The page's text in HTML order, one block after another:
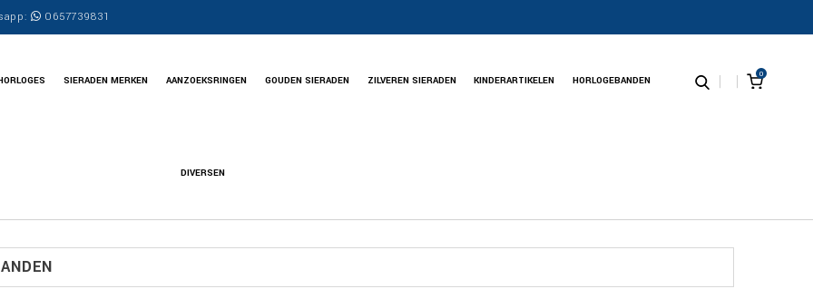
0657739831
0
SIERADEN MERKEN AANZOEKSRINGEN GOUDEN SIERADEN ZILVEREN SIERADEN KINDERARTIKELEN HORLOGEBANDEN
DIVERSEN